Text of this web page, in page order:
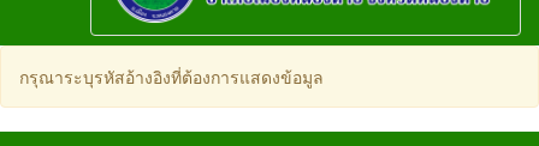
กรุณาระบุรหัสอ้างอิงที่ต้องการแสดงข้อมูล